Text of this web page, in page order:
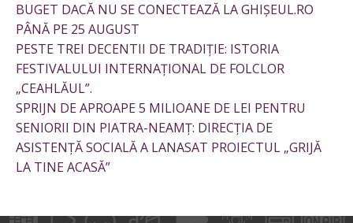
BUGET DACĂ NU SE CONECTEAZĂ LA GHIȘEUL.RO
PÂNĂ PE 25 AUGUST
PESTE TREI DECENTII DE TRADIȚIE: ISTORIA
FESTIVALULUI INTERNAȚIONAL DE FOLCLOR
„CEAHLĂUL”.
SPRIJN DE APROAPE 5 MILIOANE DE LEI PENTRU
SENIORII DIN PIATRA-NEAMȚ: DIRECȚIA DE
ASISTENȚĂ SOCIALĂ A LANASAT PROIECTUL „GRIJĂ
LA TINE ACASĂ”